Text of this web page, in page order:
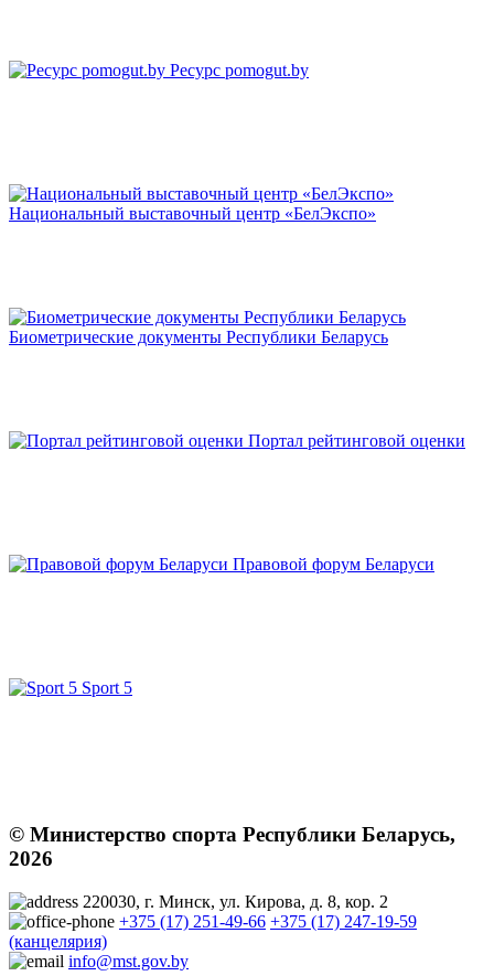
Ресурс pomogut.by
Национальный выставочный центр «БелЭкспо»
Биометрические документы Республики Беларусь
Портал рейтинговой оценки
Правовой форум Беларуси
Sport 5
© Министерство спорта Республики Беларусь,
2026
220030, г. Минск, ул. Кирова, д. 8, кор. 2
+375 (17) 251-49-66 +375 (17) 247-19-59
(канцелярия)
info@mst.gov.by